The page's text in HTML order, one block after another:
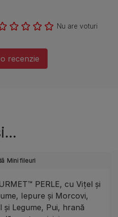
Nu are voturi
recenzie
Mini fileuri
PERLE, cu Vițel și
Iepure și Morcovi,
și Legume, Pui, hrană